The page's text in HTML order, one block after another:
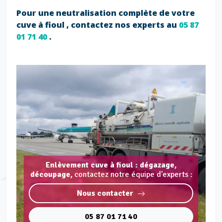
Pour une neutralisation complète de votre
cuve à fioul , contactez nos experts au 05 87
01 71 40.
Enlèvement cuve à fioul : dégazage,
découpage, contactez notre équipe d'experts :
Nous contacter
05 87 01 71 40